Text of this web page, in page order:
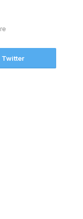
Twitter